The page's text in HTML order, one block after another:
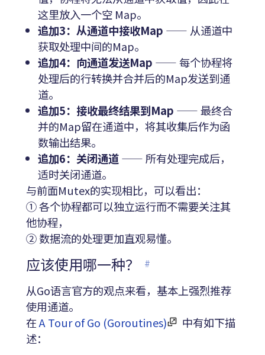
这里放入一个空 Map。
追加3：从通道中接收Map —— 从通道中
获取处理中间的Map。
追加4：向通道发送Map —— 每个协程将
处理后的行转换并合并后的Map发送到通
道。
追加5：接收最终结果到Map —— 最终合
并的Map留在通道中，将其收集后作为函
数输出结果。
追加6：关闭通道—— 所有处理完成后，
适时关闭通道。
与前面Mutex的实现相比，可以看出：
① 各个协程都可以独立运行而不需要关注其
他协程，
② 数据流的处理更加直观易懂。
应该使用哪一种？ #
从Go语言官方的观点来看，基本上强烈推荐
使用通道。
在A Tour of Go (Goroutines)
中有如下描
述：